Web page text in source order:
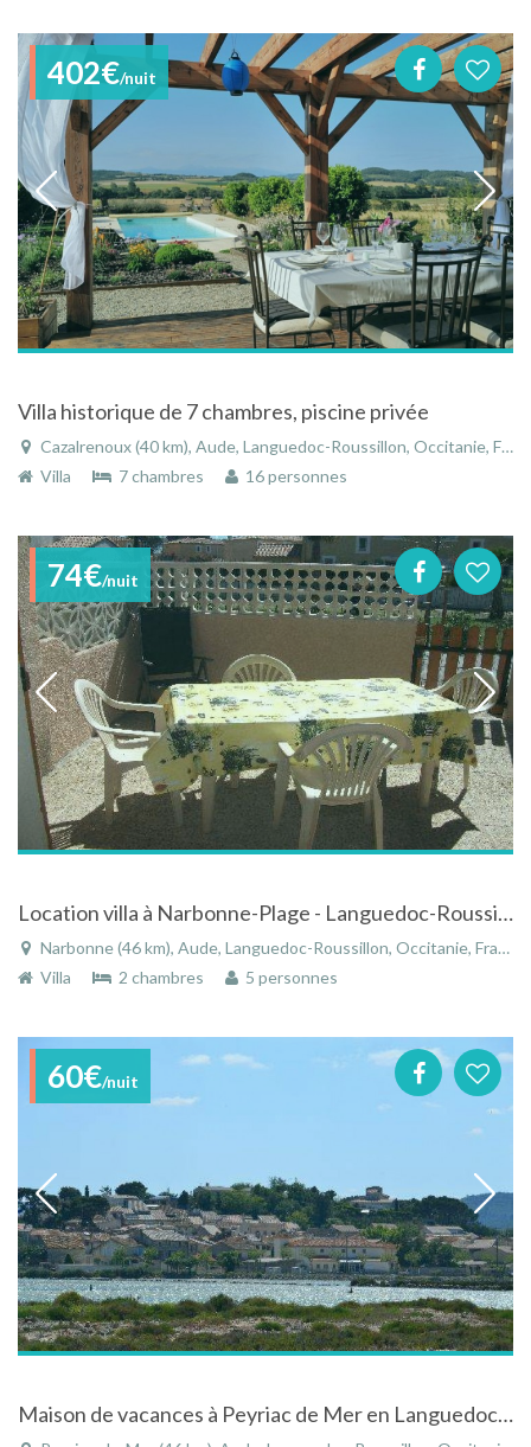
402€/nuit
Villa historique de 7 chambres, piscine privée
Cazalrenoux (40 km), Aude, Languedoc-Roussillon, Occitanie, France
Villa
7 chambres 16 personnes
74€/nuit
Location villa à Narbonne-Plage - Languedoc-Roussillon dans une résidence privée à 5 min de la mer
Narbonne (46 km), Aude, Languedoc-Roussillon, Occitanie, France
Villa
2 chambres 5 personnes
60€/nuit
Maison de vacances à Peyriac de Mer en Languedoc Roussillon